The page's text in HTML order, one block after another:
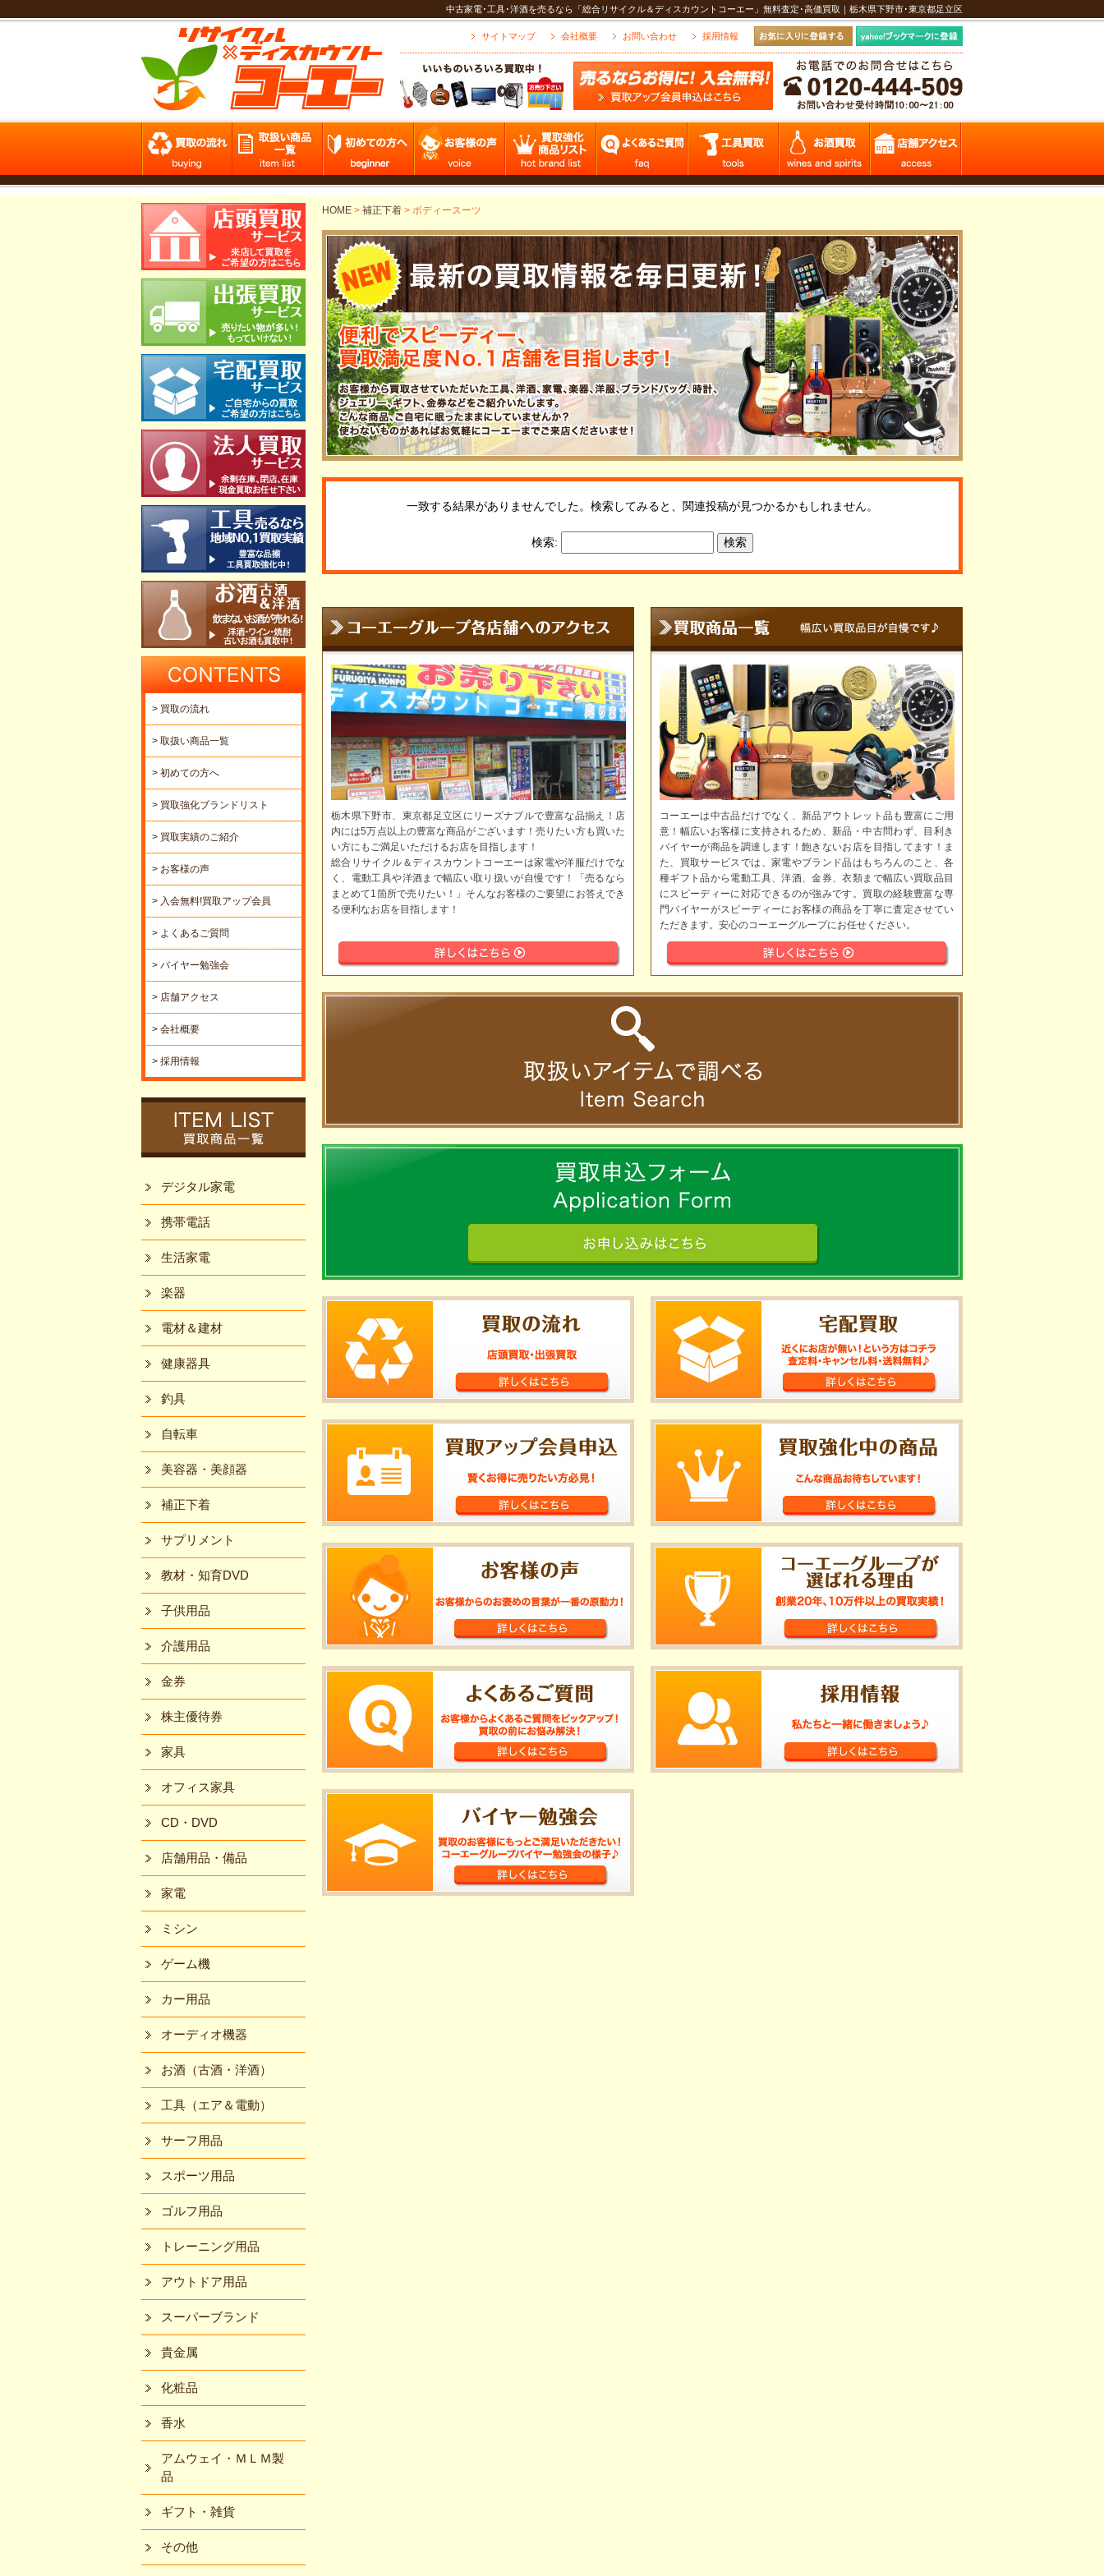
中古家電･工具･洋酒を売るなら「総合リサイクル＆ディスカウントコーエー」無料査定･高価買取｜栃木県下野市･東京都足立区
サイトマップ 会社概要 お問い合わせ 採用情報
HOME > 補正下着 > ボディースーツ
一致する結果がありませんでした。検索してみると、関連投稿が見つかるかもしれません。
検索:
栃木県下野市、東京都足立区にリーズナブルで豊富な品揃え！店
内には5万点以上の豊富な商品がございます！売りたい方も買いた
い方にもご満足いただけるお店を目指します！
総合リサイクル＆ディスカウントコーエーは家電や洋服だけでな
く、電動工具や洋酒まで幅広い取り扱いが自慢です！「売るなら
まとめて1箇所で売りたい！」そんなお客様のご要望にお答えでき
る便利なお店を目指します！
コーエーは中古品だけでなく、新品アウトレット品も豊富にご用
意！幅広いお客様に支持されるため、新品・中古問わず、目利き
バイヤーが商品を調達します！飽きないお店を目指してます！ま
た、買取サービスでは、家電やブランド品はもちろんのこと、各
種ギフト品から電動工具、洋酒、金券、衣類まで幅広い買取品目
にスピーディーに対応できるのが強みです。買取の経験豊富な専
門バイヤーがスピーディーにお客様の商品を丁寧に査定させてい
ただきます。安心のコーエーグループにお任せください。
> 買取の流れ
> 取扱い商品一覧
> 初めての方へ
> 買取強化ブランドリスト
> 買取実績のご紹介
> お客様の声
> 入会無料!買取アップ会員
> よくあるご質問
> バイヤー勉強会
> 店舗アクセス
> 会社概要
> 採用情報
デジタル家電
携帯電話
生活家電
楽器
電材＆建材
健康器具
釣具
自転車
美容器・美顔器
補正下着
サプリメント
教材・知育DVD
子供用品
介護用品
金券
株主優待券
家具
オフィス家具
CD・DVD
店舗用品・備品
家電
ミシン
ゲーム機
カー用品
オーディオ機器
お酒（古酒・洋酒）
工具（エア＆電動）
サーフ用品
スポーツ用品
ゴルフ用品
トレーニング用品
アウトドア用品
スーパーブランド
貴金属
化粧品
香水
アムウェイ・ＭＬＭ製
品
ギフト・雑貨
その他